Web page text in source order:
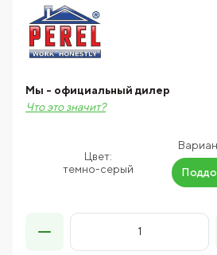
Цвет:
темно-серый
Мы - официальный дилер
Что это значит?